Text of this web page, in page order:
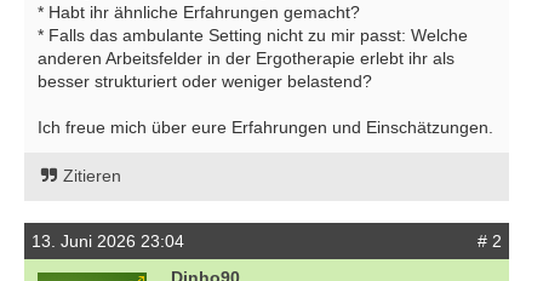
* Habt ihr ähnliche Erfahrungen gemacht?
* Falls das ambulante Setting nicht zu mir passt: Welche
anderen Arbeitsfelder in der Ergotherapie erlebt ihr als
besser strukturiert oder weniger belastend?
Ich freue mich über eure Erfahrungen und Einschätzungen.
Zitieren
13. Juni 2026 23:04
# 2